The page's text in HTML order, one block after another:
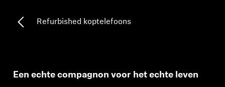
Refurbished koptelefoons
Een echte compagnon voor het echte leven